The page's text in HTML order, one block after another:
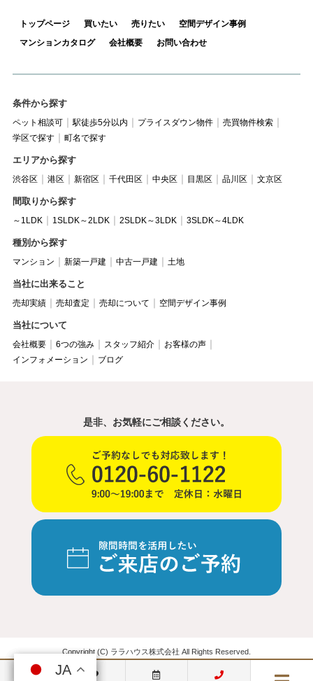
JA
JA
トップページ 買いたい 売りたい
空間デザイン事例
マンションカタログ
会社概要 お問い合わせ
条件から探す
ペット相談可 駅徒歩5分以内 プライスダウン物件
売買物件検索
学区で探す
町名で探す
エリアから探す
渋谷区 港区 新宿区 千代田区 中央区 目黒区 品川区 文京区
間取りから探す
～1LDK 1SLDK～2LDK 2SLDK～3LDK 3SLDK～4LDK
種別から探す
マンション 新築一戸建 中古一戸建 土地
当社に出来ること
売却実績 売却査定 売却について 空間デザイン事例
当社について
会社概要 6つの強み スタッフ紹介
お客様の声
インフォメーション
ブログ
是非、お気軽にご相談ください。
Copyright (C) ララハウス株式会社 All Rights Reserved.
JA
JA